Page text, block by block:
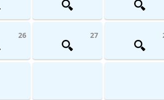
26 27